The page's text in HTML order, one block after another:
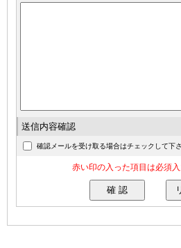
送信内容確認
確認メールを受け取る場合はチェックして下
赤い印の入った項目は必須入